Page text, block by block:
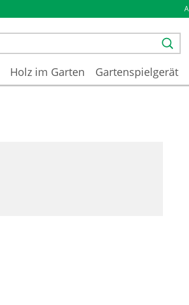
Holz im Garten Gartenspielgerät